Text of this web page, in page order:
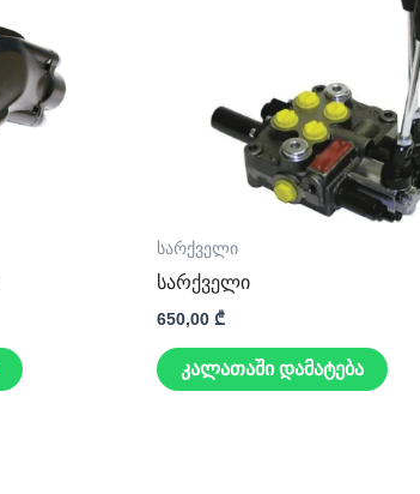
სარქველი
სარქველი
650,00 ₾
კალათაში დამატება